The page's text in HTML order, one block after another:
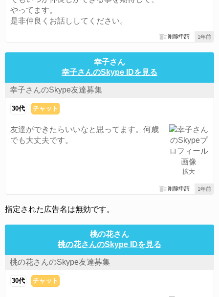
やってます。
是非仲良くお話ししてください。
1年前
削除申請
幸子さん
幸子さんのSkype IDを見る
幸子さんのSkype友達募集
30代 チャット
拡大
友達ができたらいいなと思ってます。何歳
でも大丈夫です。
1年前
削除申請
指定された広告名は無効です。
桃の花さん
桃の花さんのSkype IDを見る
桃の花さんのSkype友達募集
30代 チャット